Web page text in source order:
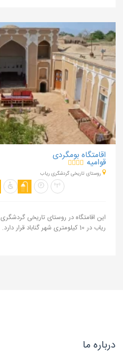
اقامتگاه بومگردی
قوامیه
روستای تاریخی گردشگری ریاب
این اقامتگاه در روستای تاریخی گردشگری
ریاب در 10 کیلومتری شهر گناباد قرار دارد.
درباره ما